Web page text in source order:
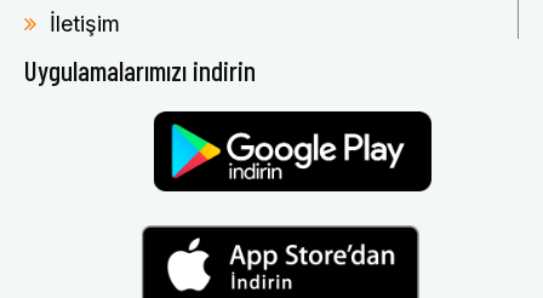
İletişim
Uygulamalarımızı indirin